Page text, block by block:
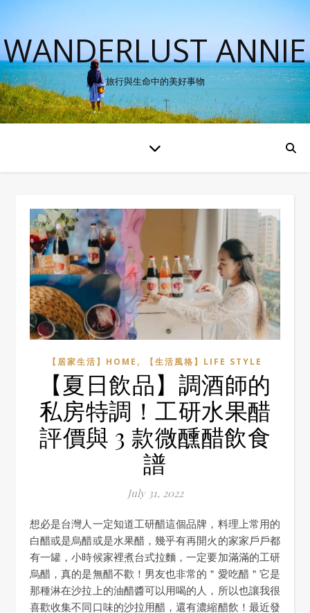
WANDERLUST ANNIE
旅行與生命中的美好事物
【居家生活】HOME , 【生活風格】LIFE STYLE
【夏日飲品】調酒師的
私房特調！工研水果醋
評價與 3 款微醺醋飲食
譜
July 31, 2022
想必是台灣人一定知道工研醋這個品牌，料理上常用的
白醋或是烏醋或是水果醋，幾乎有再開火的家家戶戶都
有一罐，小時候家裡煮台式拉麵，一定要加滿滿的工研
烏醋，真的是無醋不歡！男友也非常的＂愛吃醋＂它是
那種淋在沙拉上的油醋醬可以用喝的人，所以也讓我很
喜歡收集不同口味的沙拉用醋，還有濃縮醋飲！最近發